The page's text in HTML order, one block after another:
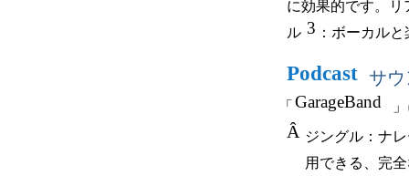
に効果的です。
ル 3 ：ボーカル
Podcast サ
「 GarageBand
Â ジングル：ナ
用できる、完